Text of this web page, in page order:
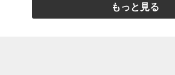
もっと見る